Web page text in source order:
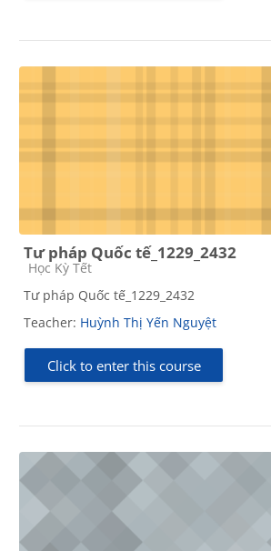
Tư pháp Quốc tế_1229_2432
Course category
Học Kỳ Tết
Tư pháp Quốc tế_1229_2432
Teacher: Huỳnh Thị Yến Nguyệt
Click to enter this course